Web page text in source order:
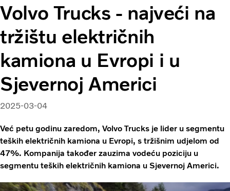
Kamioni
Kampanje
Usluge
Lokator distributera
Vijesti
O nama
Volvo Truck Builder
Kontaktirajte nas
Volvo Trucks - najveći na
tržištu električnih
kamiona u Evropi i u
Sjevernoj Americi
2025-03-04
Već petu godinu zaredom, Volvo Trucks je lider u segmentu
teških električnih kamiona u Evropi, s tržišnim udjelom od
47%. Kompanija također zauzima vodeću poziciju u
segmentu teških električnih kamiona u Sjevernoj Americi.